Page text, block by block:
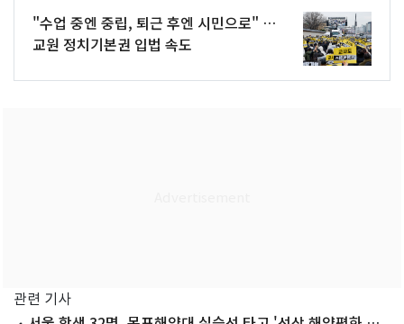
"수업 중엔 중립, 퇴근 후엔 시민으로" …
교원 정치기본권 입법 속도
관련 기사